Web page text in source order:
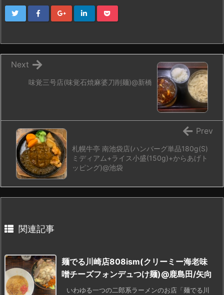
味覚三号店(味覚石焼麻婆刀削麺)@新橋
Next
札幌牛亭 南池袋店(ハンバーグ単品180g(S)
ミディアム+ライス小盛(150g)+からあげト
ッピング)@池袋
Prev
関連記事
麺でる川崎店808ism(クリーミー海老味
噌チーズフォンデュつけ麺)@鹿島田/矢向
いわゆる一つの二郎系ラーメンのお店「麺でる川